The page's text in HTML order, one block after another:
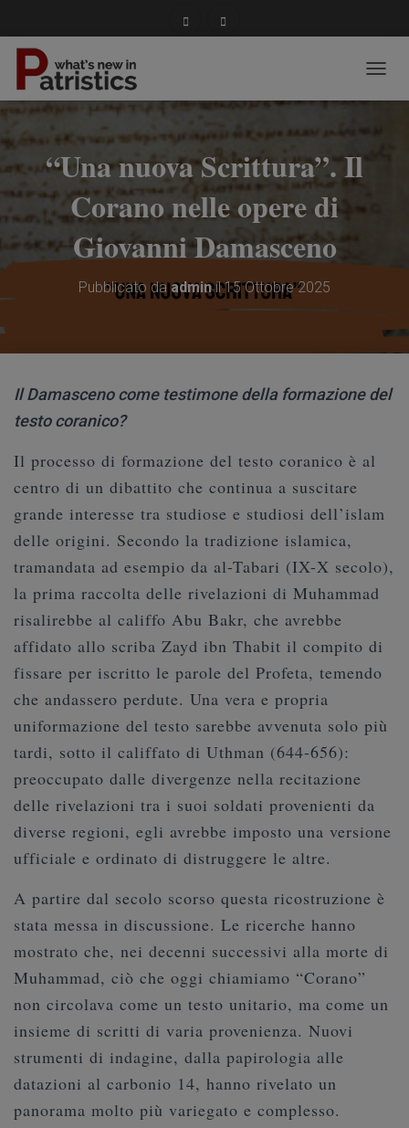
“Una nuova Scrittura”. Il
Corano nelle opere di
Giovanni Damasceno
Pubblicato daadminil15 Ottobre 2025
Il Damasceno come testimone della formazione del
testo coranico?
Il processo di formazione del testo coranico è al
centro di un dibattito che continua a suscitare
grande interesse tra studiose e studiosi dell’islam
delle origini. Secondo la tradizione islamica,
tramandata ad esempio da al-Tabari (IX-X secolo),
la prima raccolta delle rivelazioni di Muhammad
risalirebbe al califfo Abu Bakr, che avrebbe
affidato allo scriba Zayd ibn Thabit il compito di
fissare per iscritto le parole del Profeta, temendo
che andassero perdute. Una vera e propria
uniformazione del testo sarebbe avvenuta solo più
tardi, sotto il califfato di Uthman (644-656):
preoccupato dalle divergenze nella recitazione
delle rivelazioni tra i suoi soldati provenienti da
diverse regioni, egli avrebbe imposto una versione
ufficiale e ordinato di distruggere le altre.
A partire dal secolo scorso questa ricostruzione è
stata messa in discussione. Le ricerche hanno
mostrato che, nei decenni successivi alla morte di
Muhammad, ciò che oggi chiamiamo “Corano”
non circolava come un testo unitario, ma come un
insieme di scritti di varia provenienza. Nuovi
strumenti di indagine, dalla papirologia alle
datazioni al carbonio 14, hanno rivelato un
panorama molto più variegato e complesso.